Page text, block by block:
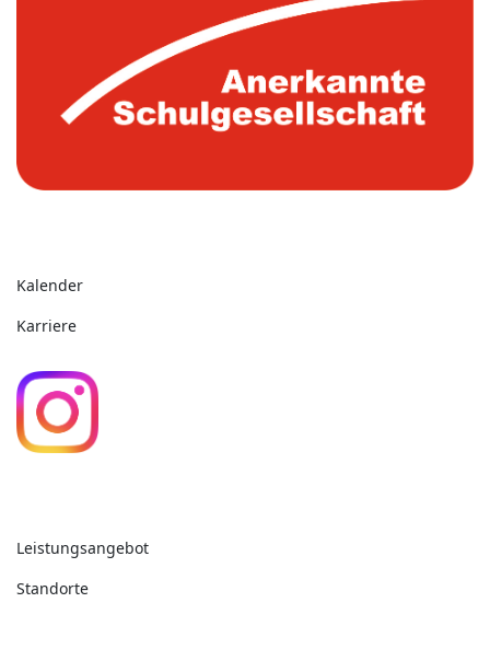
Kalender
Karriere
Leistungsangebot
Standorte